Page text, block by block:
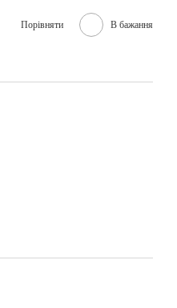
Порівняти В бажання